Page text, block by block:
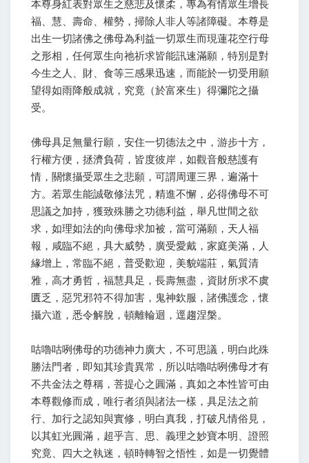
本尊身紅表對眾生之慈悲及懷柔，專為有情眾生增長
福、慧、壽命、權勢，掃除人非人等諸障礙。本尊是
出生一切諸佛之佛母為利益一切眾生而現蓮花空行母
之形相，任何眾生向祂祈求皆能訊速滿願，特別是對
今生之人、財、食等三感果迅速，而能於一切受用願
望得如雨降般成就，究竟（於富來生）得彌陀之攝
受。
佛母具足無量行願，安住一切德法之中，游步十方，
行權方便，拯濟負荷，皆度彼岸，如觀音般慈護有
情，關懷攝受眾生之悲願，可謂周運三界，遍滿十
方。若眾生能誠敬修法咒，精進不懈，必得佛母不可
思議之加持，獲致殊勝之功德利益，舉凡世間之欲
求，如理如法的向佛母求加被，當可滿願，天人福
報，咸臨不絕，具大威勢，廣受愛戴，家庭美滿，人
緣增上，常臨不絕，普受歡迎，美貌端莊，氣質清
雅，高才勇哲，福慧具足，長壽無盡，資財所求不虞
匱乏，惡咒邪符不得加害，鬼神欽服，諸佛護念，懷
攝六道，悉令解脫，頓離輪迴，逕趨涅槃。
咕嚕咕咧佛母的功德神力廣大，不可思議，明白此殊
勝法門者，即知其珍貴異常，所以咕嚕咕咧佛母才有
不共金法之尊稱，菩提心之圓滿，真如之本性皆可由
本尊觀修而成，唯行者須與諸法一樣，具足法之前
行、加行之認知與實修，明白真我，打破凡情俗見，
以其虹光圓滿，超乎言、思、義理之妙寶本明、證照
究竟、四大之執迷，頓時轉智之悟性，如是一切覺體